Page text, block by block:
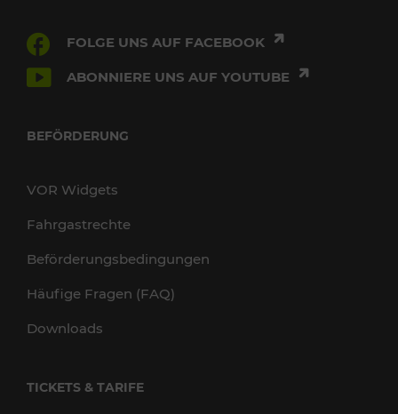
FOLGE UNS AUF FACEBOOK
ABONNIERE UNS AUF YOUTUBE
BEFÖRDERUNG
VOR Widgets
Fahrgastrechte
Beförderungsbedingungen
Häufige Fragen (FAQ)
Downloads
TICKETS & TARIFE